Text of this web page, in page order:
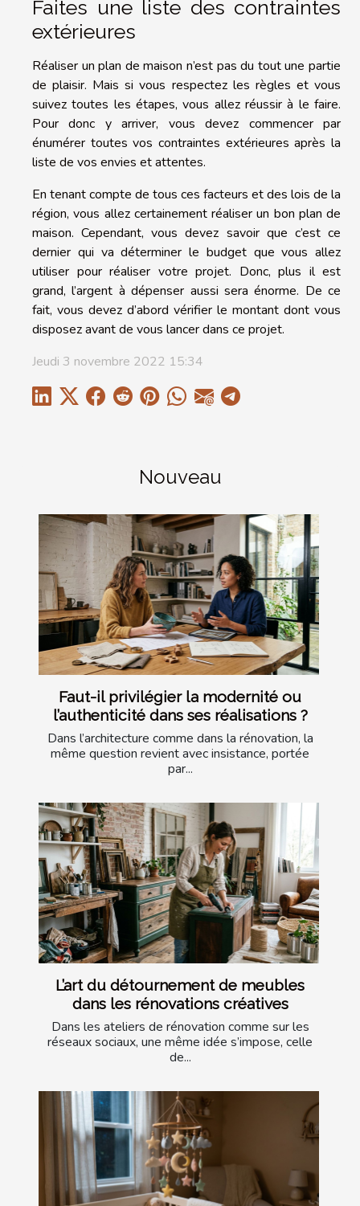
Nouveau
Faut-il privilégier la modernité ou
l’authenticité dans ses réalisations ?
Dans l’architecture comme dans la rénovation, la
même question revient avec insistance, portée
par...
L’art du détournement de meubles
dans les rénovations créatives
Dans les ateliers de rénovation comme sur les
réseaux sociaux, une même idée s’impose, celle
de...
Faites une liste des contraintes
extérieures
Réaliser un plan de maison n’est pas du tout une partie
de plaisir. Mais si vous respectez les règles et vous
suivez toutes les étapes, vous allez réussir à le faire.
Pour donc y arriver, vous devez commencer par
énumérer toutes vos contraintes extérieures après la
liste de vos envies et attentes.
En tenant compte de tous ces facteurs et des lois de la
région, vous allez certainement réaliser un bon plan de
maison. Cependant, vous devez savoir que c’est ce
dernier qui va déterminer le budget que vous allez
utiliser pour réaliser votre projet. Donc, plus il est
grand, l’argent à dépenser aussi sera énorme. De ce
fait, vous devez d’abord vérifier le montant dont vous
disposez avant de vous lancer dans ce projet.
Jeudi 3 novembre 2022 15:34